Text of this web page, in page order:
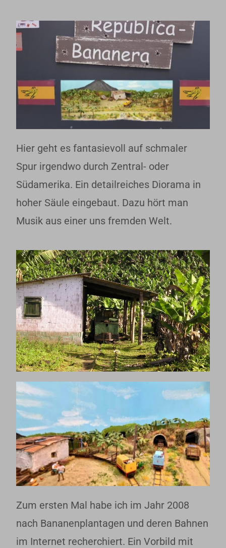
Hier geht es fantasievoll auf schmaler
Spur irgendwo durch Zentral- oder
Südamerika. Ein detailreiches Diorama in
hoher Säule eingebaut. Dazu hört man
Musik aus einer uns fremden Welt.
Zum ersten Mal habe ich im Jahr 2008
nach Bananenplantagen und deren Bahnen
im Internet recherchiert. Ein Vorbild mit